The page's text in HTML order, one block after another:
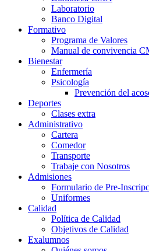
Laboratorio
Banco Digital
Formativo
Programa de Valores
Manual de convivencia
Bienestar
Enfermería
Psicología
Prevención del
Deportes
Clases extra
Administrativo
Cartera
Comedor
Transporte
Trabaje con Nosotros
Admisiones
Formulario de Pre-
Uniformes
Calidad
Política de Calidad
Objetivos de Calidad
Exalumnos